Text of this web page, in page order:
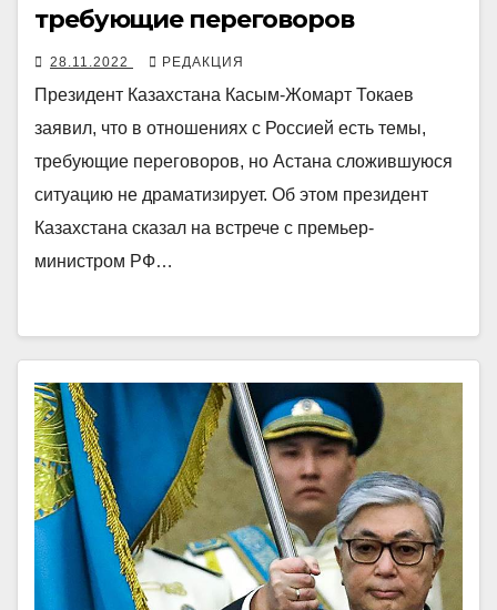
требующие переговоров
28.11.2022 РЕДАКЦИЯ
Президент Казахстана Касым-Жомарт Токаев
заявил, что в отношениях с Россией есть темы,
требующие переговоров, но Астана сложившуюся
ситуацию не драматизирует. Об этом президент
Казахстана сказал на встрече с премьер-
министром РФ…